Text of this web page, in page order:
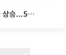
뉴욕증시, 연준 금리인상 기대감 꺾이자 상승...S&P500 사상 최고치 [종합]